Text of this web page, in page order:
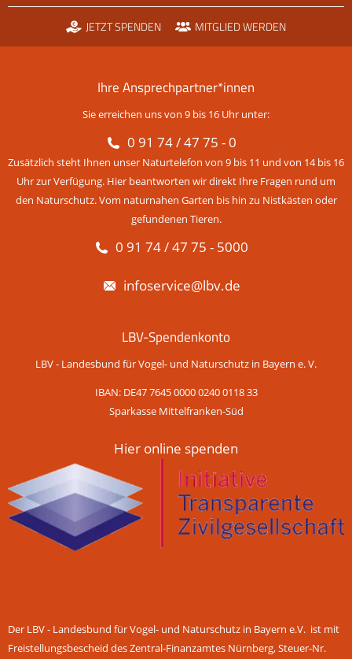
JETZT SPENDEN MITGLIED WERDEN
Ihre Ansprechpartner*innen
Sie erreichen uns von 9 bis 16 Uhr unter:
0 91 74 / 47 75 - 0
Zusätzlich steht Ihnen unser Naturtelefon von 9 bis 11 und von 14 bis 16
Uhr zur Verfügung. Hier beantworten wir direkt Ihre Fragen rund um
den Naturschutz. Vom naturnahen Garten bis hin zu Nistkästen oder
gefundenen Tieren.
0 91 74 / 47 75 - 5000
infoservice@lbv.de
LBV-Spendenkonto
LBV - Landesbund für Vogel- und Naturschutz in Bayern e. V.
IBAN: DE47 7645 0000 0240 0118 33
Sparkasse Mittelfranken-Süd
Hier online spenden
Der LBV - Landesbund für Vogel- und Naturschutz in Bayern e.V. ist mit
Freistellungsbescheid des Zentral-Finanzamtes Nürnberg, Steuer-Nr.